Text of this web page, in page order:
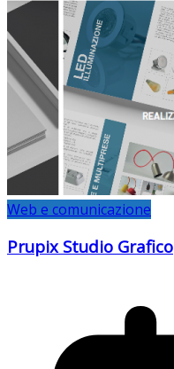
Web e comunicazione
Prupix Studio Grafico